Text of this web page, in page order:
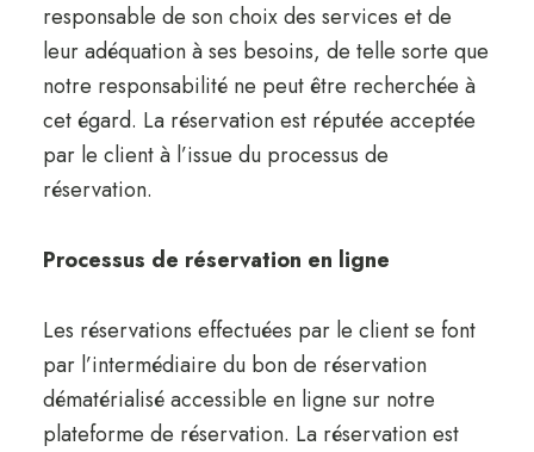
responsable de son choix des services et de
leur adéquation à ses besoins, de telle sorte que
notre responsabilité ne peut être recherchée à
cet égard. La réservation est réputée acceptée
par le client à l’issue du processus de
réservation.
Processus de réservation en ligne
Les réservations effectuées par le client se font
par l’intermédiaire du bon de réservation
dématérialisé accessible en ligne sur notre
plateforme de réservation. La réservation est